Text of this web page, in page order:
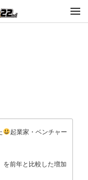
起業家・ベンチャー
を前年と比較した増加